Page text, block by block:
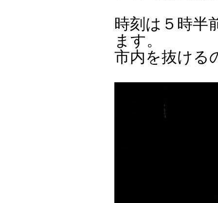
時刻は５時半
ます。
市内を抜ける